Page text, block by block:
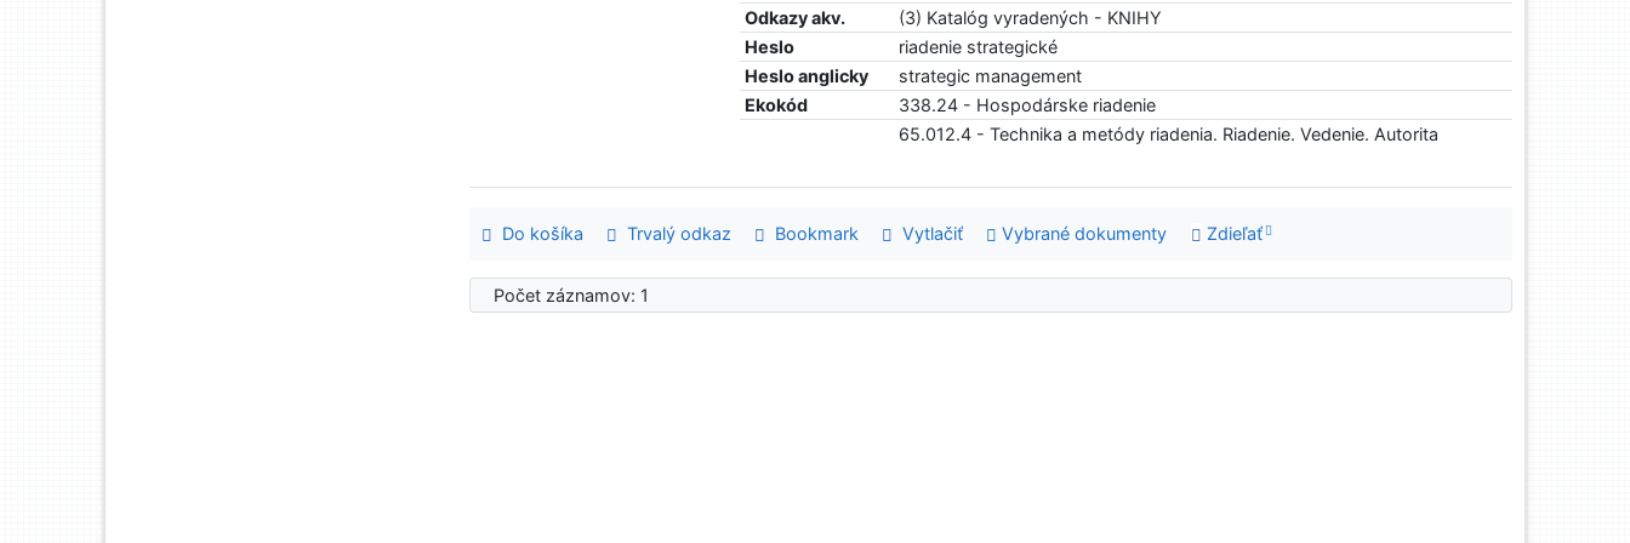
Odkazy akv.
(3) Katalóg vyradených - KNIHY
Heslo
riadenie strategické
Heslo anglicky
strategic management
Ekokód
338.24 - Hospodárske riadenie
65.012.4 - Technika a metódy riadenia. Riadenie. Vedenie. Autorita
Do košíka Trvalý odkaz Bookmark Vytlačiť Vybrané dokumenty Zdieľať
Počet záznamov: 1